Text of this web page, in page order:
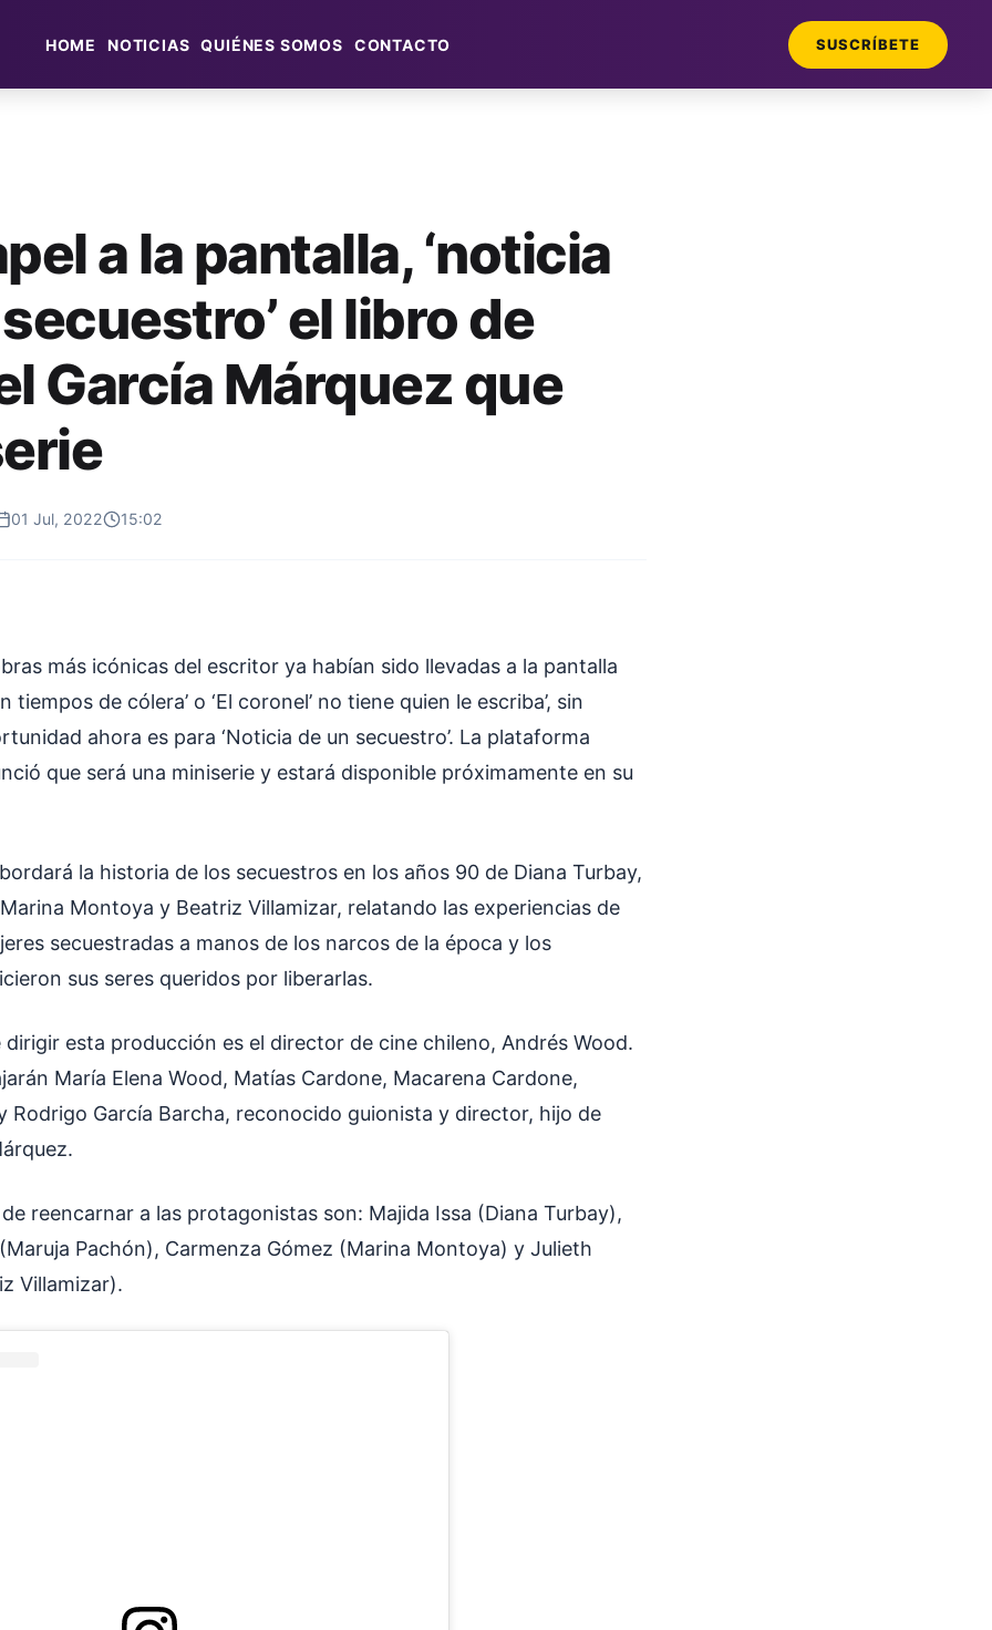
HOME NOTICIAS QUIÉNES SOMOS CONTACTO SUSCRÍBETE
a la pantalla, ‘noticia
el libro de
García Márquez que
01 Jul, 2022 15:02
más icónicas del escritor ya habían sido llevadas a la pantalla
tiempos de cólera’ o ‘El coronel’ no tiene quien le escriba’, sin
ahora es para ‘Noticia de un secuestro’. La plataforma
que será una miniserie y estará disponible próximamente en su
la historia de los secuestros en los años 90 de Diana Turbay,
Montoya y Beatriz Villamizar, relatando las experiencias de
secuestradas a manos de los narcos de la época y los
sus seres queridos por liberarlas.
dirigir esta producción es el director de cine chileno, Andrés Wood.
María Elena Wood, Matías Cardone, Macarena Cardone,
Rodrigo García Barcha, reconocido guionista y director, hijo de
reencarnar a las protagonistas son: Majida Issa (Diana Turbay),
Pachón), Carmenza Gómez (Marina Montoya) y Julieth
Villamizar).